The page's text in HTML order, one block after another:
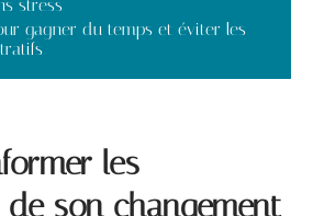
stress
gagner du temps et éviter les
les
de son changement